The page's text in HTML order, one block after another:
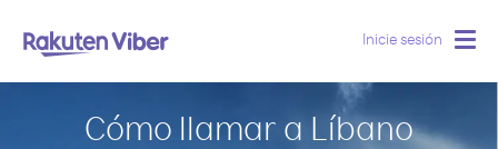
Inicie sesión
Cómo llamar a Líbano